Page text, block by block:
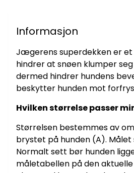
Informasjon
Jægerens superdekken er et
hindrer at snøen klumper
dermed hindrer hundens
beskytter hunden mot
Hvilken størrelse passer
Størrelsen bestemmes av
brystet på hunden (A).
Normalt sett bør hunden
måletabellen på den